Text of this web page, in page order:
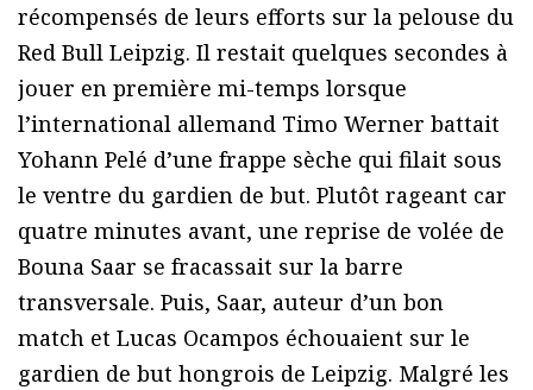
récompensés de leurs efforts sur la pelouse du
Red Bull Leipzig. Il restait quelques secondes à
jouer en première mi-temps lorsque
l’international allemand Timo Werner battait
Yohann Pelé d’une frappe sèche qui filait sous
le ventre du gardien de but. Plutôt rageant car
quatre minutes avant, une reprise de volée de
Bouna Saar se fracassait sur la barre
transversale. Puis, Saar, auteur d’un bon
match et Lucas Ocampos échouaient sur le
gardien de but hongrois de Leipzig. Malgré les